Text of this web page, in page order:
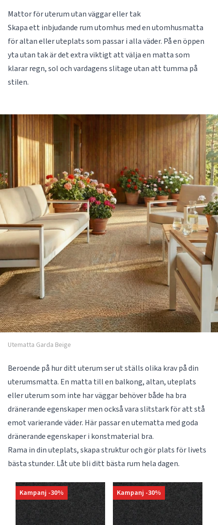
Mattor för uterum utan väggar eller tak
Skapa ett inbjudande rum utomhus med en utomhusmatta
för altan eller uteplats som passar i alla väder. På en öppen
yta utan tak är det extra viktigt att välja en matta som
klarar regn, sol och vardagens slitage utan att tumma på
stilen.
Utematta Garda Beige
Beroende på hur ditt uterum ser ut ställs olika krav på din
uterumsmatta. En matta till en balkong, altan, uteplats
eller uterum som inte har väggar behöver både ha bra
dränerande egenskaper men också vara slitstark för att stå
emot varierande väder. Här passar en utematta med goda
dränerande egenskaper i konstmaterial bra.
Rama in din uteplats, skapa struktur och gör plats för livets
bästa stunder. Låt ute bli ditt bästa rum hela dagen.
Kampanj -30% Kampanj -30%